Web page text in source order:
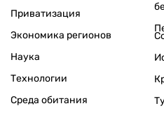
Приватизация
Экономика регионов
Наука
Технологии
Среда обитания